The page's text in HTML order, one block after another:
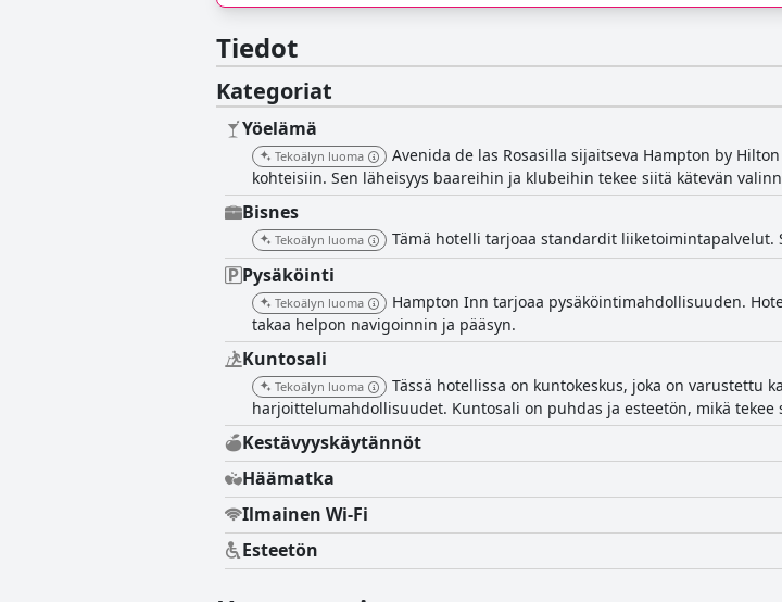
Tiedot
Kategoriat
Yöelämä
Tekoälyn luoma
Avenida de las Rosasilla sijaitseva Hampton by
kohteisiin. Sen läheisyys baareihin ja klubeihin tekee siitä kätevän
Bisnes
Tekoälyn luoma Tämä hotelli tarjoaa standardit
Pysäköinti
Tekoälyn luoma
Hampton Inn tarjoaa pysäköintimahdollisuuden.
takaa helpon navigoinnin ja pääsyn.
Kuntosali
Tekoälyn luoma
Tässä hotellissa on kuntokeskus, joka on
harjoittelumahdollisuudet. Kuntosali on puhdas ja esteetön, mikä
Kestävyyskäytännöt
Häämatka
Ilmainen Wi-Fi
Esteetön